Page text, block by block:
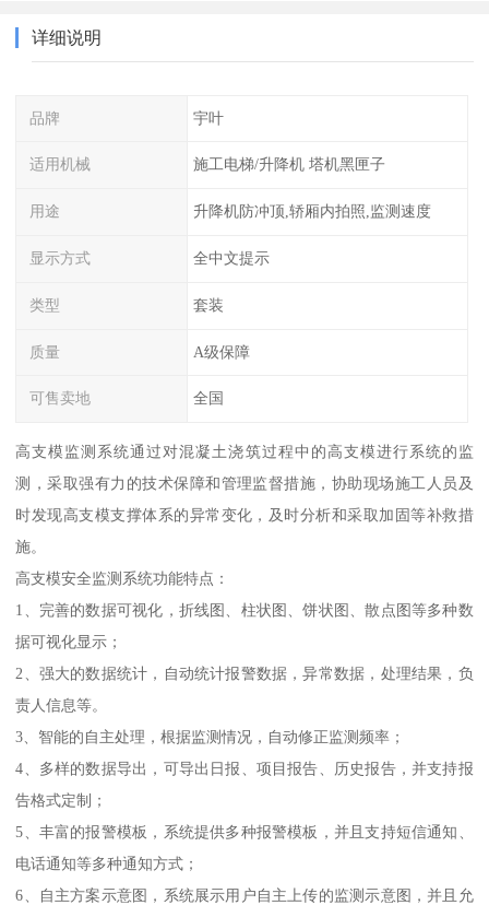
详细说明
品牌 宇叶
适用机械 施工电梯/升降机 塔机黑匣子
用途 升降机防冲顶,轿厢内拍照,监测速度
显示方式 全中文提示
类型 套装
质量 A级保障
可售卖地 全国
高支模监测系统通过对混凝土浇筑过程中的高支模进行系统的监
测，采取强有力的技术保障和管理监督措施，协助现场施工人员及
时发现高支模支撑体系的异常变化，及时分析和采取加固等补救措
施。
高支模安全监测系统功能特点：
1、完善的数据可视化，折线图、柱状图、饼状图、散点图等多种数
据可视化显示；
2、强大的数据统计，自动统计报警数据，异常数据，处理结果，负
责人信息等。
3、智能的自主处理，根据监测情况，自动修正监测频率；
4、多样的数据导出，可导出日报、项目报告、历史报告，并支持报
告格式定制；
5、丰富的报警模板，系统提供多种报警模板，并且支持短信通知、
电话通知等多种通知方式；
6、自主方案示意图，系统展示用户自主上传的监测示意图，并且允